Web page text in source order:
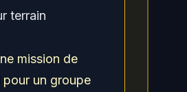
terrain
mission de
pour un groupe